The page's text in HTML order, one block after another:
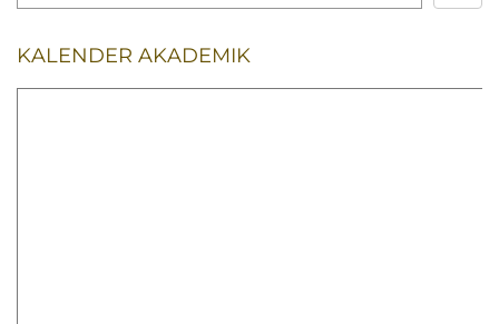
KALENDER AKADEMIK